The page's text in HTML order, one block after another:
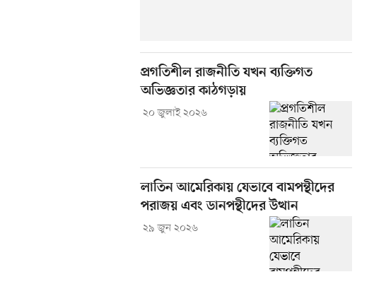
প্রগতিশীল রাজনীতি যখন ব্যক্তিগত
অভিজ্ঞতার কাঠগড়ায়
২০ জুলাই ২০২৬
লাতিন আমেরিকায় যেভাবে বামপন্থীদের
পরাজয় এবং ডানপন্থীদের উত্থান
২৯ জুন ২০২৬